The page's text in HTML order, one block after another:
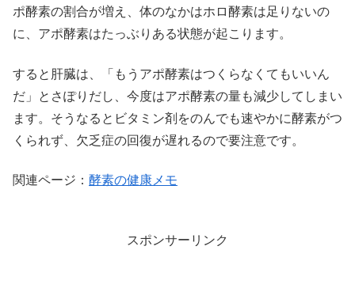
ポ酵素の割合が増え、体のなかはホロ酵素は足りないの
に、アポ酵素はたっぶりある状態が起こります。
すると肝臓は、「もうアポ酵素はつくらなくてもいいん
だ」とさぽりだし、今度はアポ酵素の量も減少してしまい
ます。そうなるとビタミン剤をのんでも速やかに酵素がつ
くられず、欠乏症の回復が遅れるので要注意です。
関連ページ： 酵素の健康メモ
スポンサーリンク